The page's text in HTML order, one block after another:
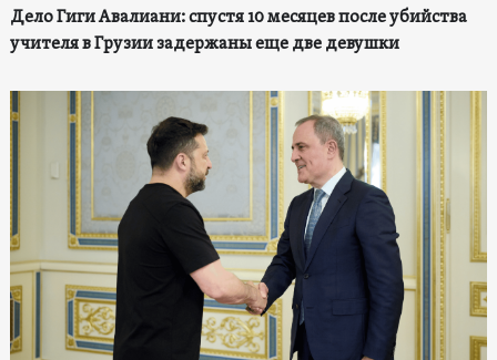
Дело Гиги Авалиани: спустя 10 месяцев после убийства
учителя в Грузии задержаны еще две девушки